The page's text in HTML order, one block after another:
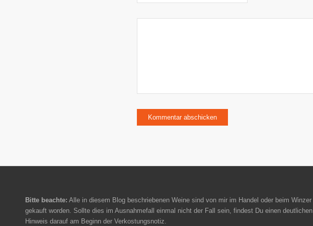
Bitte beachte: Alle in diesem Blog beschriebenen Weine sind von mir im Handel oder beim Winzer
gekauft worden. Sollte dies im Ausnahmefall einmal nicht der Fall sein, findest Du einen deutlichen
Hinweis darauf am Beginn der Verkostungsnotiz.